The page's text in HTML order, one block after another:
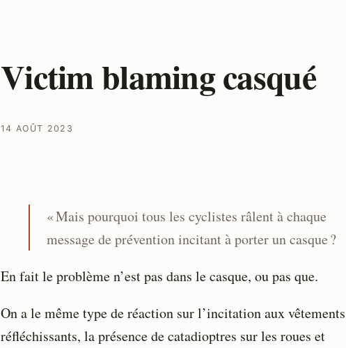
Victim blaming casqué
14 AOÛT 2023
« Mais pourquoi tous les cyclistes râlent à chaque
message de prévention incitant à porter un casque ?
En fait le problème n’est pas dans le casque, ou pas que.
On a le même type de réaction sur l’incitation aux vêtements
réfléchissants, la présence de catadioptres sur les roues et